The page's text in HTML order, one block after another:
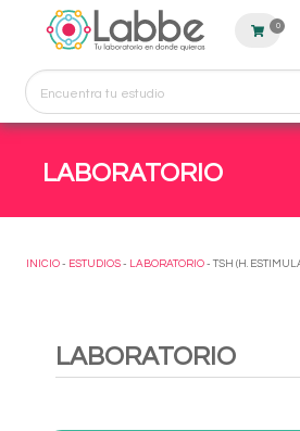
0
LABORATORIO
INICIO - ESTUDIOS - LABORATORIO - TSH (H.
LABORATORIO